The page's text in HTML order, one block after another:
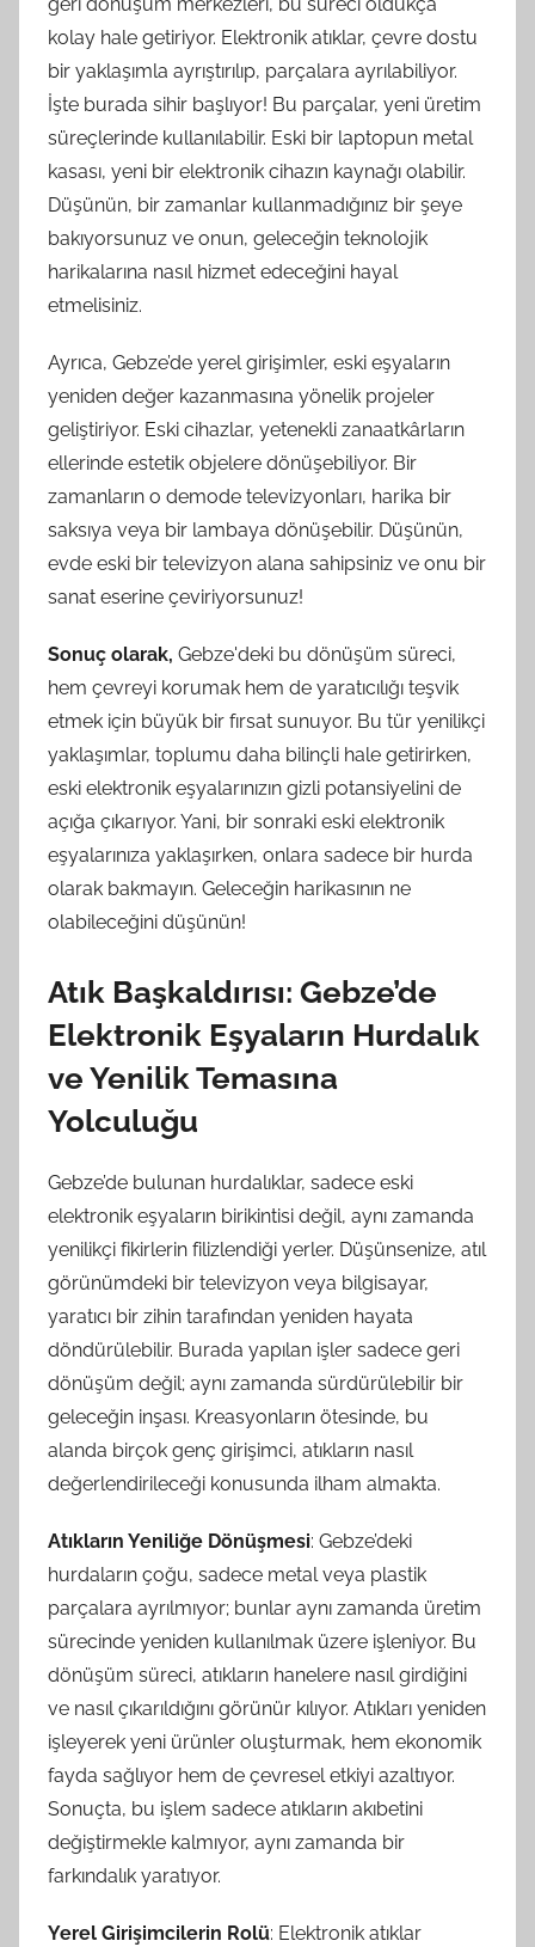
kolay hale getiriyor. Elektronik atıklar, çevre dostu
bir yaklaşımla ayrıştırılıp, parçalara ayrılabiliyor.
İşte burada sihir başlıyor! Bu parçalar, yeni üretim
süreçlerinde kullanılabilir. Eski bir laptopun metal
kasası, yeni bir elektronik cihazın kaynağı olabilir.
Düşünün, bir zamanlar kullanmadığınız bir şeye
bakıyorsunuz ve onun, geleceğin teknolojik
harikalarına nasıl hizmet edeceğini hayal
etmelisiniz.
Ayrıca, Gebze’de yerel girişimler, eski eşyaların
yeniden değer kazanmasına yönelik projeler
geliştiriyor. Eski cihazlar, yetenekli zanaatkârların
ellerinde estetik objelere dönüşebiliyor. Bir
zamanların o demode televizyonları, harika bir
saksıya veya bir lambaya dönüşebilir. Düşünün,
evde eski bir televizyon alana sahipsiniz ve onu bir
sanat eserine çeviriyorsunuz!
Sonuç olarak, Gebze'deki bu dönüşüm süreci,
hem çevreyi korumak hem de yaratıcılığı teşvik
etmek için büyük bir fırsat sunuyor. Bu tür yenilikçi
yaklaşımlar, toplumu daha bilinçli hale getirirken,
eski elektronik eşyalarınızın gizli potansiyelini de
açığa çıkarıyor. Yani, bir sonraki eski elektronik
eşyalarınıza yaklaşırken, onlara sadece bir hurda
olarak bakmayın. Geleceğin harikasının ne
olabileceğini düşünün!
Atık Başkaldırısı: Gebze’de
Elektronik Eşyaların Hurdalık
ve Yenilik Temasına
Yolculuğu
Gebze’de bulunan hurdalıklar, sadece eski
elektronik eşyaların birikintisi değil, aynı zamanda
yenilikçi fikirlerin filizlendiği yerler. Düşünsenize, atıl
görünümdeki bir televizyon veya bilgisayar,
yaratıcı bir zihin tarafından yeniden hayata
döndürülebilir. Burada yapılan işler sadece geri
dönüşüm değil; aynı zamanda sürdürülebilir bir
geleceğin inşası. Kreasyonların ötesinde, bu
alanda birçok genç girişimci, atıkların nasıl
değerlendirileceği konusunda ilham almakta.
Atıkların Yeniliğe Dönüşmesi: Gebze’deki
hurdaların çoğu, sadece metal veya plastik
parçalara ayrılmıyor; bunlar aynı zamanda üretim
sürecinde yeniden kullanılmak üzere işleniyor. Bu
dönüşüm süreci, atıkların hanelere nasıl girdiğini
ve nasıl çıkarıldığını görünür kılıyor. Atıkları yeniden
işleyerek yeni ürünler oluşturmak, hem ekonomik
fayda sağlıyor hem de çevresel etkiyi azaltıyor.
Sonuçta, bu işlem sadece atıkların akıbetini
değiştirmekle kalmıyor, aynı zamanda bir
farkındalık yaratıyor.
Yerel Girişimcilerin Rolü: Elektronik atıklar